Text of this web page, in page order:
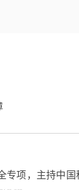
项，主持中